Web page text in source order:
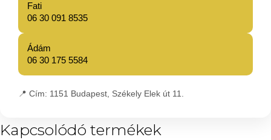
Fati
06 30 091 8535
Ádám
06 30 175 5584
📍 Cím: 1151 Budapest, Székely Elek út 11.
Kapcsolódó termékek